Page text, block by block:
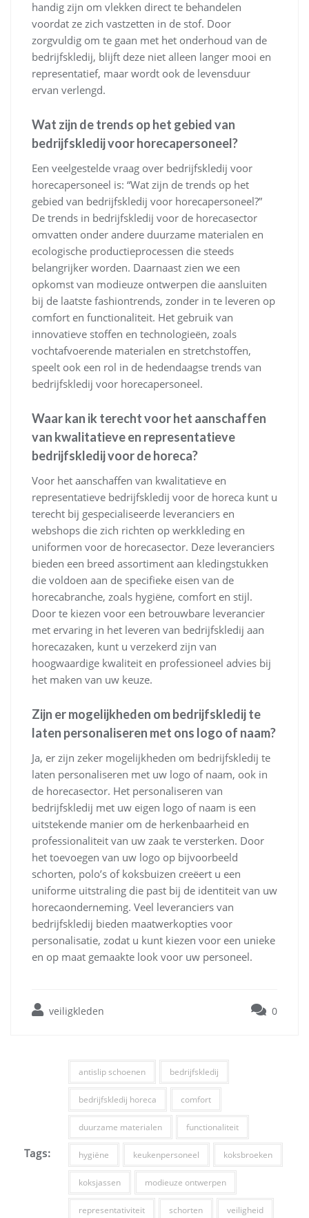
handig zijn om vlekken direct te behandelen
voordat ze zich vastzetten in de stof. Door
zorgvuldig om te gaan met het onderhoud van de
bedrijfskledij, blijft deze niet alleen langer mooi en
representatief, maar wordt ook de levensduur
ervan verlengd.
Wat zijn de trends op het gebied van
bedrijfskledij voor horecapersoneel?
Een veelgestelde vraag over bedrijfskledij voor
horecapersoneel is: “Wat zijn de trends op het
gebied van bedrijfskledij voor horecapersoneel?”
De trends in bedrijfskledij voor de horecasector
omvatten onder andere duurzame materialen en
ecologische productieprocessen die steeds
belangrijker worden. Daarnaast zien we een
opkomst van modieuze ontwerpen die aansluiten
bij de laatste fashiontrends, zonder in te leveren op
comfort en functionaliteit. Het gebruik van
innovatieve stoffen en technologieën, zoals
vochtafvoerende materialen en stretchstoffen,
speelt ook een rol in de hedendaagse trends van
bedrijfskledij voor horecapersoneel.
Waar kan ik terecht voor het aanschaffen
van kwalitatieve en representatieve
bedrijfskledij voor de horeca?
Voor het aanschaffen van kwalitatieve en
representatieve bedrijfskledij voor de horeca kunt u
terecht bij gespecialiseerde leveranciers en
webshops die zich richten op werkkleding en
uniformen voor de horecasector. Deze leveranciers
bieden een breed assortiment aan kledingstukken
die voldoen aan de specifieke eisen van de
horecabranche, zoals hygiëne, comfort en stijl.
Door te kiezen voor een betrouwbare leverancier
met ervaring in het leveren van bedrijfskledij aan
horecazaken, kunt u verzekerd zijn van
hoogwaardige kwaliteit en professioneel advies bij
het maken van uw keuze.
Zijn er mogelijkheden om bedrijfskledij te
laten personaliseren met ons logo of naam?
Ja, er zijn zeker mogelijkheden om bedrijfskledij te
laten personaliseren met uw logo of naam, ook in
de horecasector. Het personaliseren van
bedrijfskledij met uw eigen logo of naam is een
uitstekende manier om de herkenbaarheid en
professionaliteit van uw zaak te versterken. Door
het toevoegen van uw logo op bijvoorbeeld
schorten, polo’s of koksbuizen creëert u een
uniforme uitstraling die past bij de identiteit van uw
horecaonderneming. Veel leveranciers van
bedrijfskledij bieden maatwerkopties voor
personalisatie, zodat u kunt kiezen voor een unieke
en op maat gemaakte look voor uw personeel.
veiligkleden 0
Tags:
antislip schoenen bedrijfskledij
bedrijfskledij horeca comfort
duurzame materialen functionaliteit
hygiëne keukenpersoneel koksbroeken
koksjassen modieuze ontwerpen
representativiteit schorten veiligheid